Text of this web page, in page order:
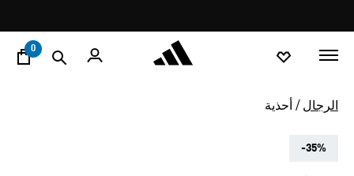
promotion
rotation
0
الرجال أحذية
-35%